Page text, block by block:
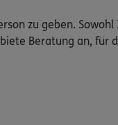
zu geben.
Beratung an, für